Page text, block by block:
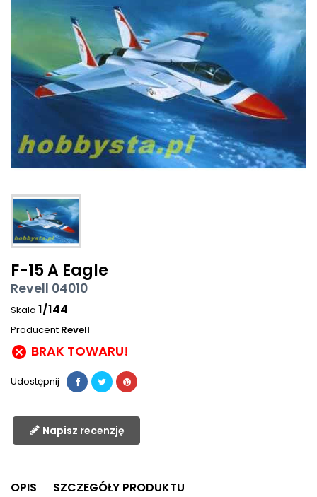
F-15 A Eagle
Revell 04010
Skala 1/144
Producent Revell
 BRAK TOWARU!
Udostępnij
Napisz recenzję
OPIS
SZCZEGÓŁY PRODUKTU